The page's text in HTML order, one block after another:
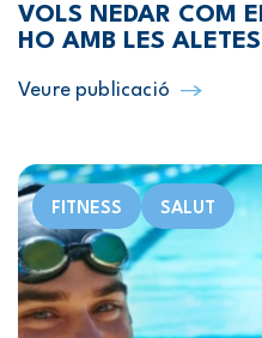
VOLS NEDAR COM
HO AMB LES ALETES
Veure publicació
FITNESS SALUT